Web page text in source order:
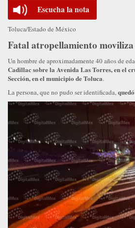
Escucha la nota
Toluca/Estado de México
Fatal atropellamiento
Un hombre de aproximadamente 40 años de
Cadillac sobre la Avenida Las Torres, en el
Sección, en el municipio de Toluca.
La persona, que no pudo ser identificada,